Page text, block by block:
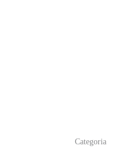
Categoria